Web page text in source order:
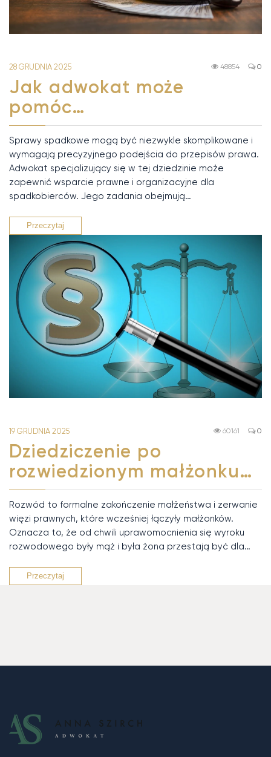
28 GRUDNIA 2025 0
48854
Jak adwokat może
pomóc…
Sprawy spadkowe mogą być niezwykle skomplikowane i
wymagają precyzyjnego podejścia do przepisów prawa.
Adwokat specjalizujący się w tej dziedzinie może
zapewnić wsparcie prawne i organizacyjne dla
spadkobierców. Jego zadania obejmują…
Przeczytaj
19 GRUDNIA 2025 0
60161
Dziedziczenie po
rozwiedzionym małżonku…
Rozwód to formalne zakończenie małżeństwa i zerwanie
więzi prawnych, które wcześniej łączyły małżonków.
Oznacza to, że od chwili uprawomocnienia się wyroku
rozwodowego były mąż i była żona przestają być dla…
Przeczytaj